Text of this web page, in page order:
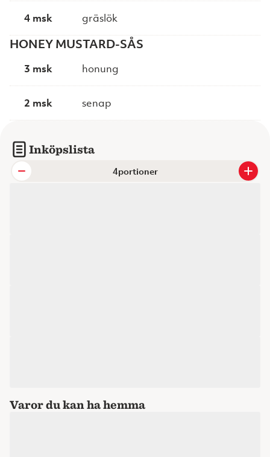
4 msk gräslök
HONEY MUSTARD-SÅS
3 msk honung
2 msk senap
Inköpslista
portioner
Varor du kan ha hemma